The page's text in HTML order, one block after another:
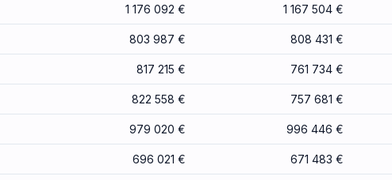
1 176 092 € 1 167 504 €
803 987 € 808 431 €
817 215 € 761 734 €
822 558 € 757 681 €
979 020 € 996 446 €
696 021 € 671 483 €